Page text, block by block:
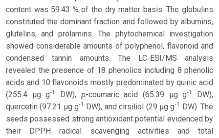
content was 59.43 % of the dry matter basis. The globulins
constituted the dominant fraction and followed by albumins,
glutelins, and prolamins. The phytochemical investigation
showed considerable amounts of polyphenol, flavonoid and
condensed tannin amounts. The LC-ESI/MS analysis
revealed the presence of 18 phenolics including 8 phenolic
acids and 10 flavonoids mostly predominated by quinic acid
(255.4 µg g-1 DW), p-coumaric acid (65.39 µg g-1
DW),
quercetin (97.21 µg g-1 DW), and cirsiliol (29 µg g-1 DW). The
seeds possessed strong antioxidant potential evidenced by
their DPPH radical scavenging activities and total